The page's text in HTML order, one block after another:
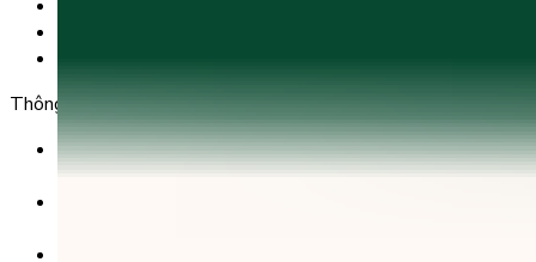
Thông tin chuyển khoản
Ngân hàng TMCP Việt Nam Thịnh Vượng (VP Bank) -
CN Kinh Đô